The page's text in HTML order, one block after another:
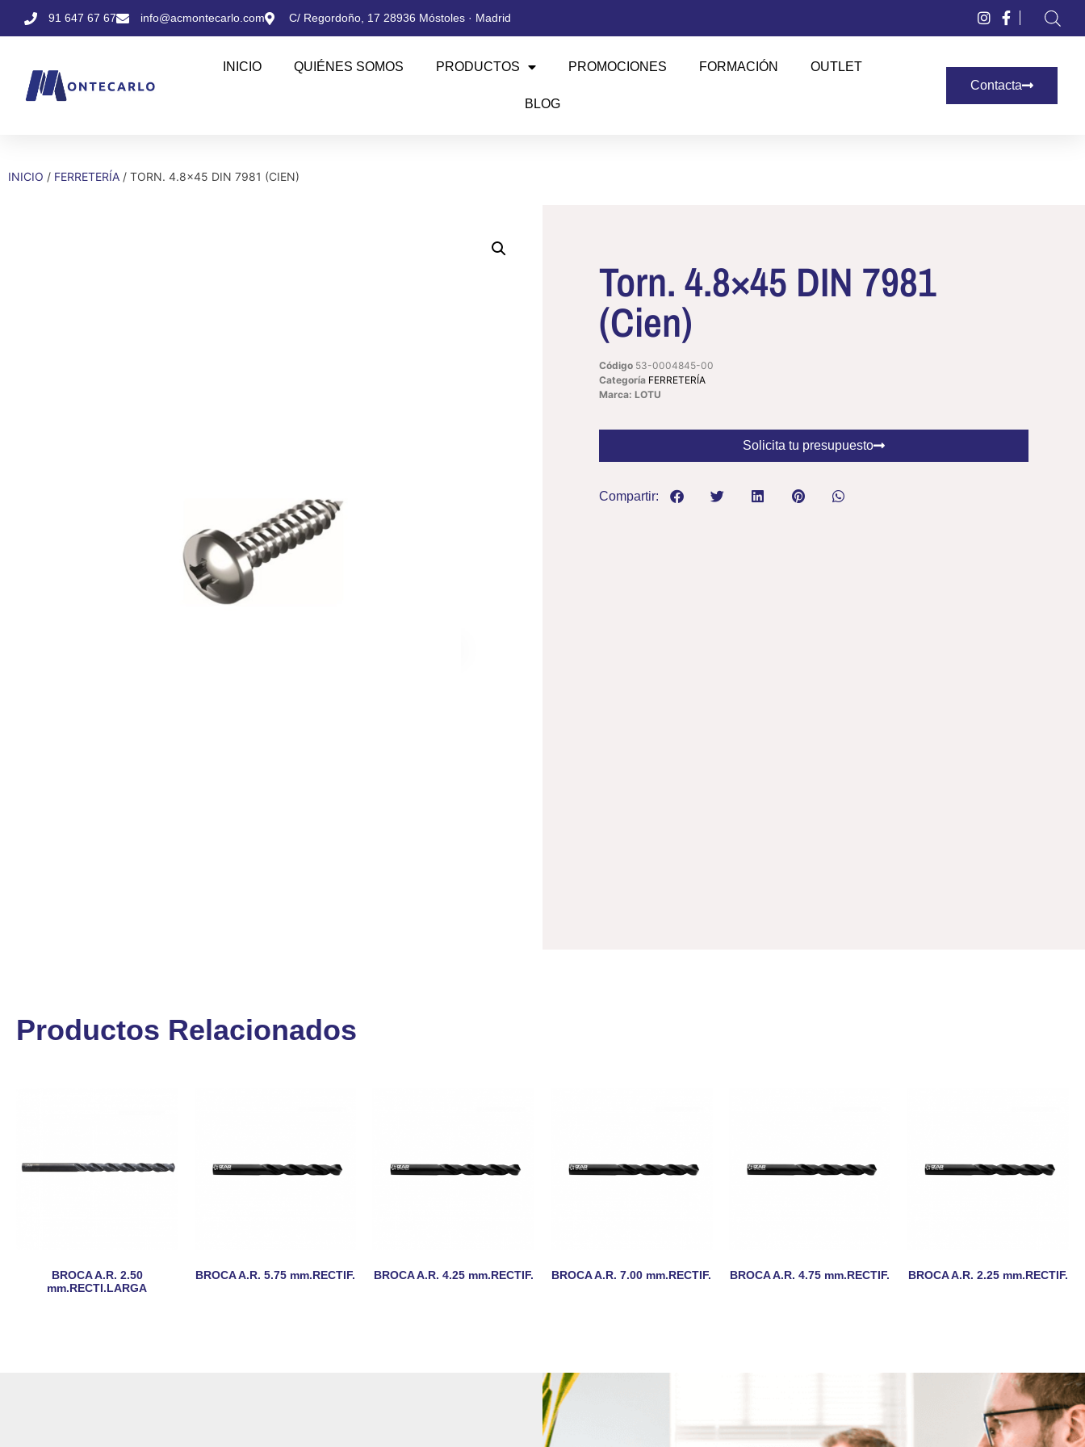
91 647 67 67 info@acmontecarlo.com C/ Regordoño, 17 28936 Móstoles · Madrid
INICIO QUIÉNES SOMOS PRODUCTOS PROMOCIONES FORMACIÓN OUTLET
BLOG
Contacta
INICIO / FERRETERÍA / TORN. 4.8×45 DIN 7981 (CIEN)
Torn. 4.8×45 DIN 7981
(Cien)
Código 53-0004845-00
Categoría FERRETERÍA
Marca: LOTU
Solicita tu presupuesto
Compartir:
Productos Relacionados
BROCA A.R. 2.50
mm.RECTI.LARGA
BROCA A.R. 5.75 mm.RECTIF. BROCA A.R. 4.25 mm.RECTIF. BROCA A.R. 7.00 mm.RECTIF. BROCA A.R. 4.75 mm.RECTIF. BROCA A.R. 2.25 mm.RECTIF.